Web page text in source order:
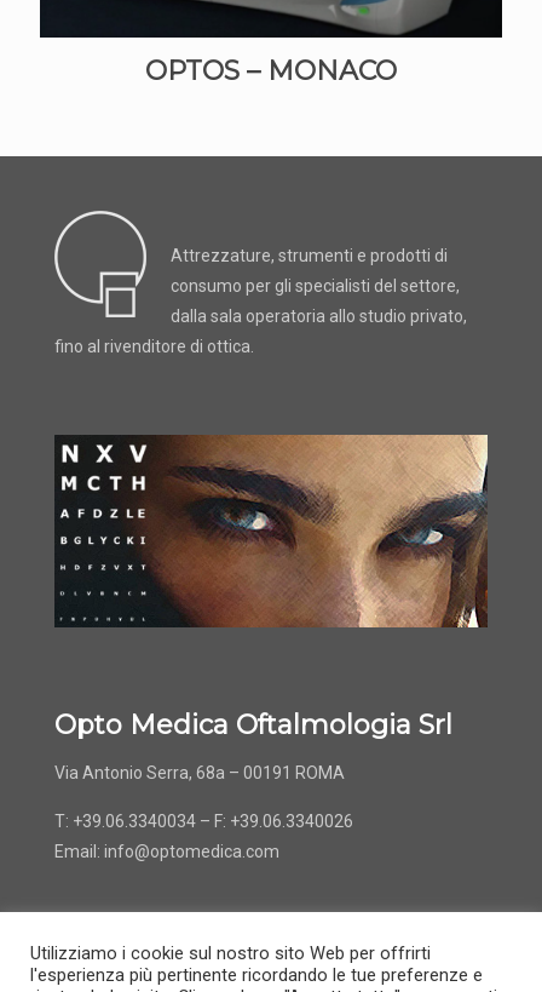
OPTOS – MONACO
Attrezzature, strumenti e prodotti di
consumo per gli specialisti del settore,
dalla sala operatoria allo studio privato,
fino al rivenditore di ottica.
Opto Medica Oftalmologia Srl
Via Antonio Serra, 68a – 00191 ROMA
T: +39.06.3340034 – F: +39.06.3340026
Email: info@optomedica.com
Utilizziamo i cookie sul nostro sito Web per offrirti
l'esperienza più pertinente ricordando le tue preferenze e